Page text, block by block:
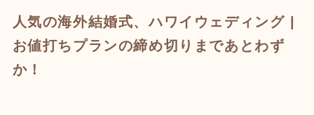
人気の海外結婚式、ハワイウェディング |
お値打ちプランの締め切りまであとわず
か！